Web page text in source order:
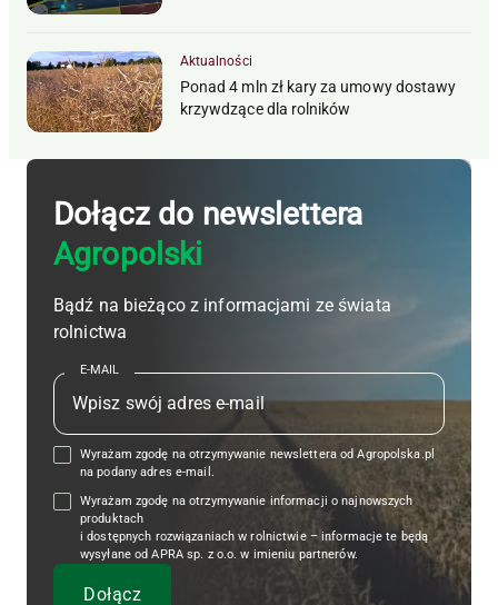
Aktualności
Ponad 4 mln zł kary za umowy dostawy
krzywdzące dla rolników
Dołącz do newslettera
Agropolski
Bądź na bieżąco z informacjami ze świata
rolnictwa
E-MAIL
Wyrażam zgodę na otrzymywanie newslettera od Agropolska.pl
na podany adres e-mail.
Wyrażam zgodę na otrzymywanie informacji o najnowszych
produktach
i dostępnych rozwiązaniach w rolnictwie – informacje te będą
wysyłane od APRA sp. z o.o. w imieniu partnerów.